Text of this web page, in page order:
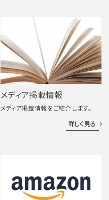
メディア掲載情報
メディア掲載情報をご紹介します。
詳しく見る